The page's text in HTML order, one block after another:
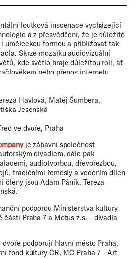
loutková inscenace vycházející
a z přesvědčení, že je důležité
uměleckou formou a přibližovat tak
Skrze mozaiku audiovizuální
kde světlo hraje důležitou roli, ať
nebo přenos internetu
Havlová, Matěj Šumbera,
Jesenská
ve dvoře, Praha
je zábavní společnost
divadlem, dále pak
audiotvorbou, dřevořezbou,
tradičními řemesly a vedením dílen
členy jsou Adam Páník, Tereza
podporou Ministerstva kultury
části Praha 7 a Motus z.s. - divadla
podporují hlavní město Praha,
fond kultury ČR, MČ Praha 7 - Art